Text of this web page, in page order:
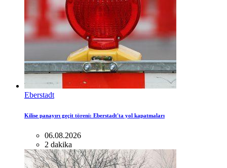
Eberstadt
Kilise panayırı geçit töreni: Eberstadt'ta yol kapatmaları
06.08.2026
2 dakika